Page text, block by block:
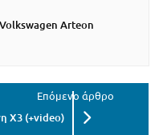
Arteon
X3 (+video)